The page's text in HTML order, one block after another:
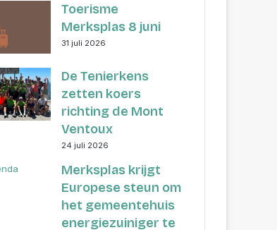
Toerisme
Merksplas 8 juni
31 juli 2026
De Tenierkens
zetten koers
richting de Mont
Ventoux
24 juli 2026
Merksplas krijgt
Europese steun om
het gemeentehuis
energiezuiniger te